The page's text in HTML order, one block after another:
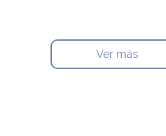
Ver más